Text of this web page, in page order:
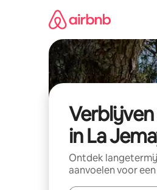
Verblijven
in La
Ontdek
aanvoelen voor